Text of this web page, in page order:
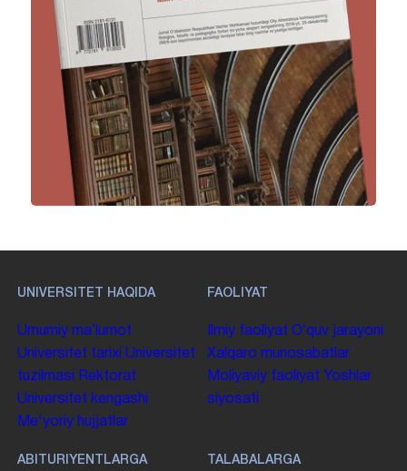
UNIVERSITET HAQIDA
Umumiy maʼlumot
Universitet tarixi Universitet
tuzilmasi
Rektorat
Universitet kengashi
Me'yoriy hujjatlar
FAOLIYAT
Ilmiy faoliyat Oʻquv jarayoni
Xalqaro munosabatlar
Moliyaviy faoliyat Yoshlar
siyosati
ABITURIYENTLARGA TALABALARGA